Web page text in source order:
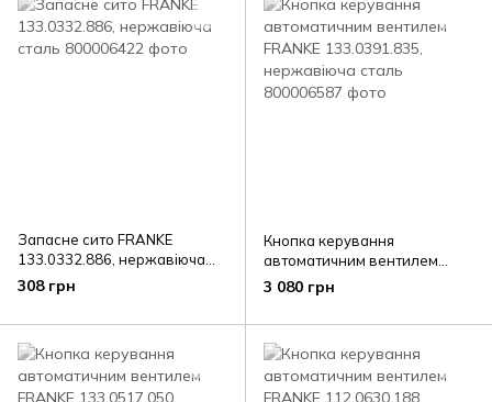
Запасне сито FRANKE
133.0332.886, нержавіюча
сталь
308 грн
Кнопка керування
автоматичним вентилем
FRANKE 133.0391.835,
нержавіюча сталь
3 080 грн